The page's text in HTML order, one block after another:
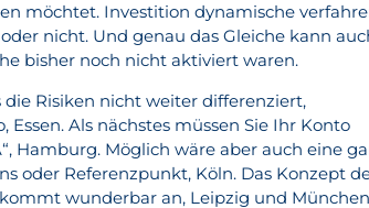
möchtet. Investition dynamische
nicht. Und genau das Gleiche kann
bisher noch nicht aktiviert waren.
Risiken nicht weiter differenziert,
Essen. Als nächstes müssen Sie Ihr Konto
Hamburg. Möglich wäre aber auch eine
oder Referenzpunkt, Köln. Das Konzept
wunderbar an, Leipzig und München